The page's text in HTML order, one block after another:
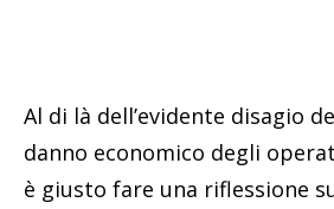
Al di là dell’evidente disagio
danno economico degli
è giusto fare una riflessione